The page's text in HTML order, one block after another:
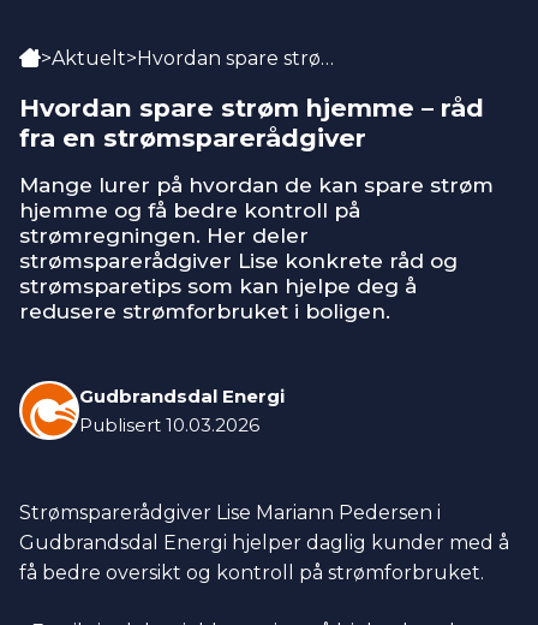
Hjem
>Aktuelt> Hvordan spare strøm hjemme – råd fra en strømsparerådgiver
Hvordan spare strøm hjemme – råd
fra en strømsparerådgiver
Mange lurer på hvordan de kan spare strøm
hjemme og få bedre kontroll på
strømregningen. Her deler
strømsparerådgiver Lise konkrete råd og
strømsparetips som kan hjelpe deg å
redusere strømforbruket i boligen.
Gudbrandsdal Energi
Publisert 10.03.2026
Strømsparerådgiver Lise Mariann Pedersen i
Gudbrandsdal Energi hjelper daglig kunder med å
få bedre oversikt og kontroll på strømforbruket.